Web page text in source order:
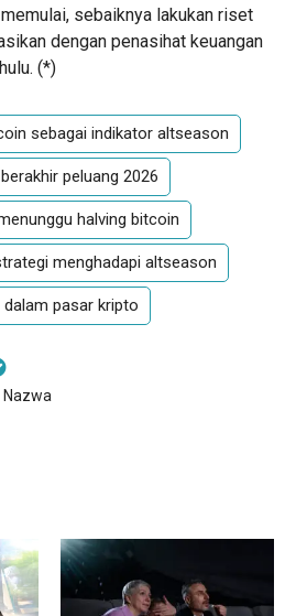
sebaiknya lakukan riset
dengan penasihat keuangan
(*)
sebagai indikator altseason
peluang 2026
halving bitcoin
menghadapi altseason
pasar kripto
Nazwa